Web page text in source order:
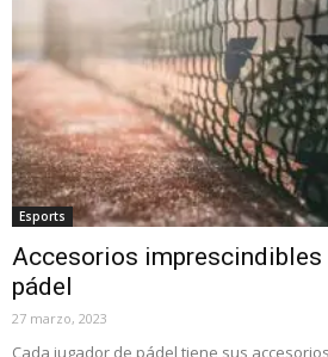
Esports
Accesorios imprescindibles
pádel
27 marzo, 2023